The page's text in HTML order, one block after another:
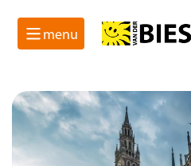
menu